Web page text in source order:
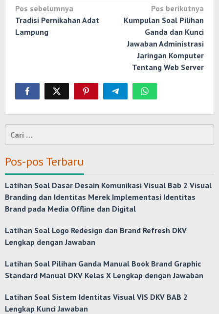
Navigasi
pos
Pos sebelumnya
Tradisi Pernikahan Adat
Lampung
Pos berikutnya
Kumpulan Soal Pilihan
Ganda dan Kunci
Jawaban Administrasi
Jaringan Komputer
Tentang Web Server
Cari
untuk:
Pos-pos Terbaru
Latihan Soal Dasar Desain Komunikasi Visual Bab 2 Visual
Branding dan Identitas Merek Implementasi Identitas
Brand pada Media Offline dan Digital
Latihan Soal Logo Redesign dan Brand Refresh DKV
Lengkap dengan Jawaban
Latihan Soal Pilihan Ganda Manual Book Brand Graphic
Standard Manual DKV Kelas X Lengkap dengan Jawaban
Latihan Soal Sistem Identitas Visual VIS DKV BAB 2
Lengkap Kunci Jawaban